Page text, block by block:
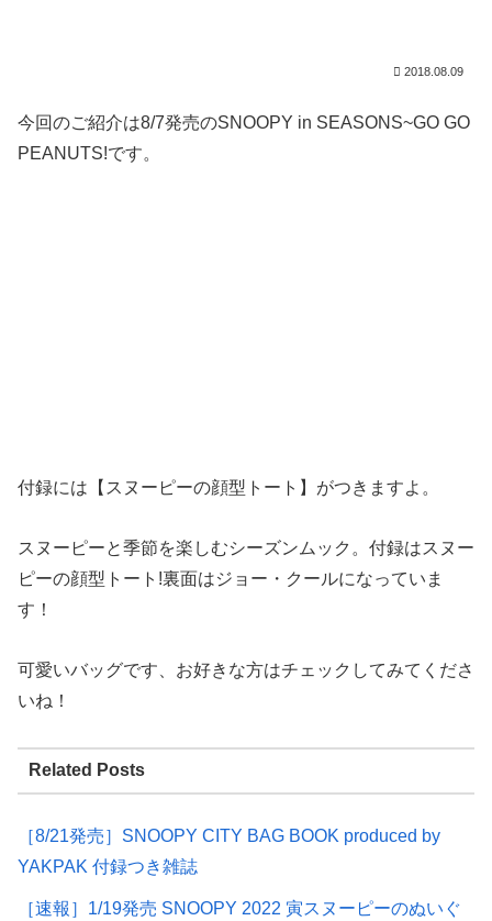
2018.08.09
今回のご紹介は8/7発売のSNOOPY in SEASONS~GO GO
PEANUTS!です。
付録には【スヌーピーの顔型トート】がつきますよ。
スヌーピーと季節を楽しむシーズンムック。付録はスヌー
ピーの顔型トート!裏面はジョー・クールになっていま
す！
可愛いバッグです、お好きな方はチェックしてみてくださ
いね！
Related Posts
［8/21発売］SNOOPY CITY BAG BOOK produced by
YAKPAK 付録つき雑誌
［速報］1/19発売 SNOOPY 2022 寅スヌーピーのぬいぐ